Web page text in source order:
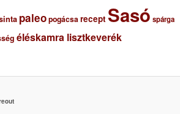
paleopogácsarecept Sasó spárga
éléskamra lisztkeverék